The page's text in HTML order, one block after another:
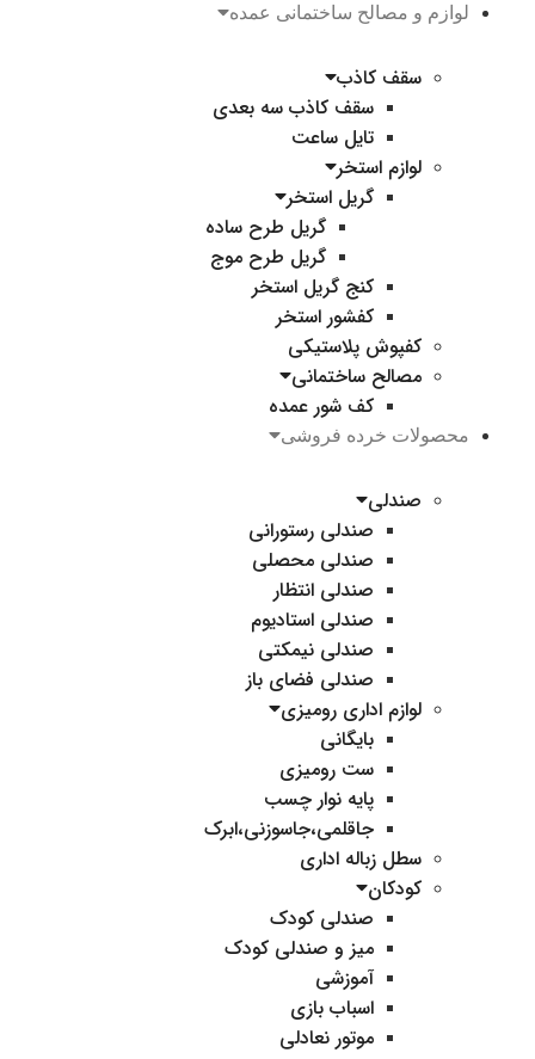
لوازم و مصالح ساختمانی عمده
سقف کاذب
سقف کاذب سه بعدی
تایل ساعت
لوازم استخر
گریل استخر
گریل طرح ساده
گریل طرح موج
کنج گریل استخر
کفشور استخر
کفپوش پلاستیکی
مصالح ساختمانی
کف شور عمده
محصولات خرده فروشی
صندلی
صندلی رستورانی
صندلی محصلی
صندلی انتظار
صندلی استادیوم
صندلی نیمکتی
صندلی فضای باز
لوازم اداری رومیزی
بایگانی
ست رومیزی
پایه نوار چسب
جاقلمی،جاسوزنی،ابرک
سطل زباله اداری
کودکان
صندلی کودک
میز و صندلی کودک
آموزشی
اسباب بازی
موتور نعادلی